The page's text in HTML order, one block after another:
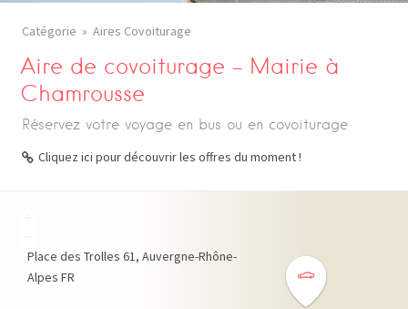
Catégorie Aires Covoiturage
Aire de covoiturage – Mairie à
Chamrousse
Réservez votre voyage en bus ou en covoiturage
Cliquez ici pour découvrir les offres du moment !
Place des Trolles 61 Auvergne-Rhône-
Alpes FR